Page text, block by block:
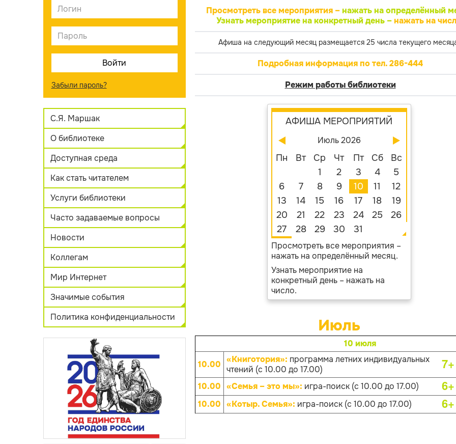
Забыли пароль?
С.Я. Маршак
О библиотеке
Доступная среда
Как стать читателем
Услуги библиотеки
Часто задаваемые вопросы
Новости
Коллегам
Мир Интернет
Значимые события
Политика конфиденциальности
Просмотреть все мероприятия – нажать на определённый
Узнать мероприятие на конкретный день –нажать на
Афиша на следующий месяц размещается 25 числа текущего
Подробная информация по тел. 286-444
Режим работы библиотеки
АФИША МЕРОПРИЯТИЙ
Июль 2026
Пн Вт Ср Чт Пт Сб
Вс
1
2 3 4
5
6
7 8 9 10 11
12
13
14 15 16 17 18
19
20
21 22 23 24 25
26
27
28 29 30 31
Просмотреть все мероприятия –
нажать на определённый месяц.
Узнать мероприятие на
конкретный день – нажать на
число.
Июль
10 июля
10.00 «Книготория»: программа летних индивидуальных
чтений (с 10.00 до 17.00)
7+
10.00 «Семья – это мы»: игра-поиск (с 10.00 до 17.00) 6+
10.00 «Котыр. Семья»: игра-поиск (с 10.00 до 17.00) 6+